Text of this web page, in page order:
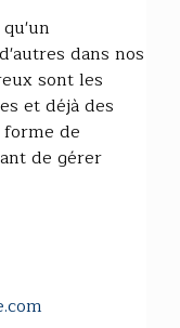
dans nos
sont les
et déjà des
de
de gérer